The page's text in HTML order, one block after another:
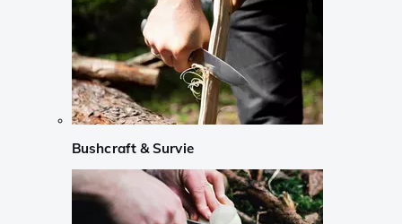
Bushcraft & Survie